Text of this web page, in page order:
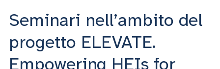
Seminari nell’ambito del
progetto ELEVATE.
Empowering HEIs for